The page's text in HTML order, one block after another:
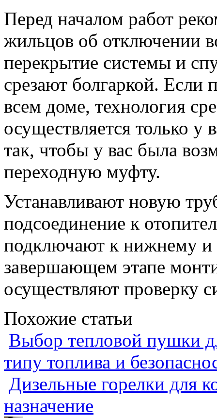
Перед началом работ
жильцов об отключении
перекрытие системы и
срезают болгаркой. Если
всем доме, технология
осуществляется только у
так, чтобы у вас была
переходную муфту.
Устанавливают новую
подсоединение к
подключают к нижнему и
завершающем этапе
осуществляют проверку
Похожие статьи
Выбор тепловой пушки
типу топлива и
Дизельные горелки для
назначение